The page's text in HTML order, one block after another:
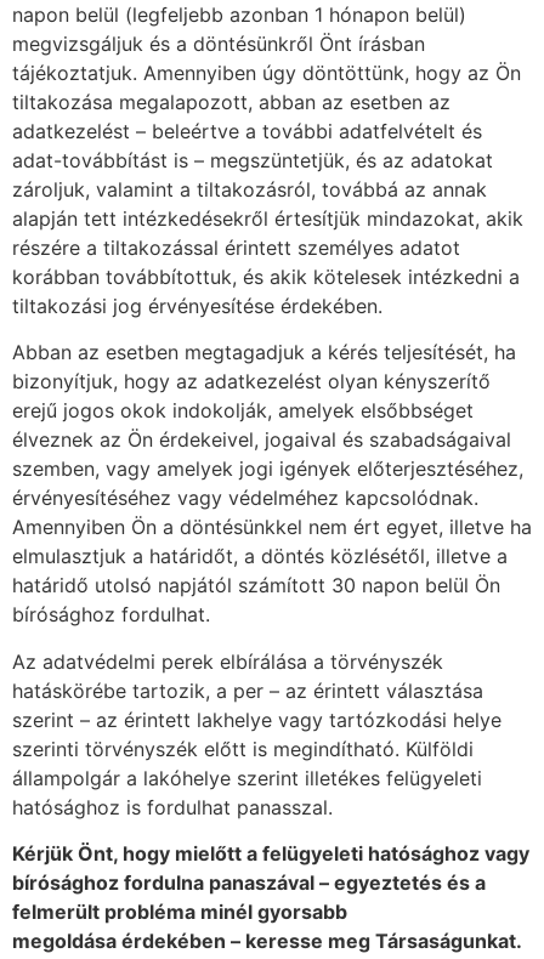
napon belül (legfeljebb azonban 1 hónapon belül)
megvizsgáljuk és a döntésünkről Önt írásban
tájékoztatjuk. Amennyiben úgy döntöttünk, hogy az Ön
tiltakozása megalapozott, abban az esetben az
adatkezelést – beleértve a további adatfelvételt és
adat-továbbítást is – megszüntetjük, és az adatokat
zároljuk, valamint a tiltakozásról, továbbá az annak
alapján tett intézkedésekről értesítjük mindazokat, akik
részére a tiltakozással érintett személyes adatot
korábban továbbítottuk, és akik kötelesek intézkedni a
tiltakozási jog érvényesítése érdekében.
Abban az esetben megtagadjuk a kérés teljesítését, ha
bizonyítjuk, hogy az adatkezelést olyan kényszerítő
erejű jogos okok indokolják, amelyek elsőbbséget
élveznek az Ön érdekeivel, jogaival és szabadságaival
szemben, vagy amelyek jogi igények előterjesztéséhez,
érvényesítéséhez vagy védelméhez kapcsolódnak.
Amennyiben Ön a döntésünkkel nem ért egyet, illetve ha
elmulasztjuk a határidőt, a döntés közlésétől, illetve a
határidő utolsó napjától számított 30 napon belül Ön
bírósághoz fordulhat.
Az adatvédelmi perek elbírálása a törvényszék
hatáskörébe tartozik, a per – az érintett választása
szerint – az érintett lakhelye vagy tartózkodási helye
szerinti törvényszék előtt is megindítható. Külföldi
állampolgár a lakóhelye szerint illetékes felügyeleti
hatósághoz is fordulhat panasszal.
Kérjük Önt, hogy mielőtt a felügyeleti hatósághoz vagy
bírósághoz fordulna panaszával – egyeztetés és a
felmerült probléma minél gyorsabb
megoldása érdekében – keresse meg Társaságunkat.